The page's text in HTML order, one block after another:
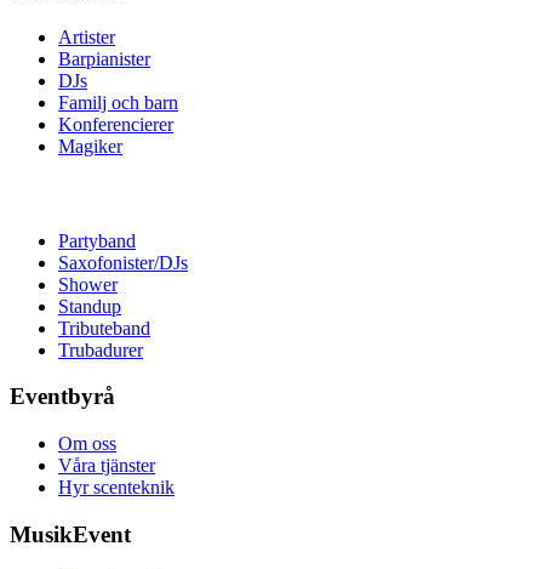
Artister
Barpianister
DJs
Familj och barn
Konferencierer
Magiker
Partyband
Saxofonister/DJs
Shower
Standup
Tributeband
Trubadurer
Eventbyrå
Om oss
Våra tjänster
Hyr scenteknik
MusikEvent